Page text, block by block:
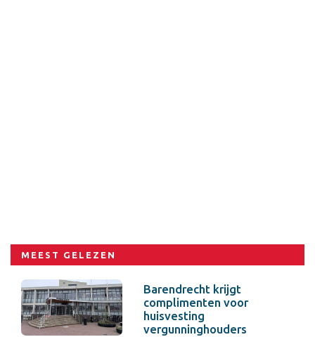
MEEST GELEZEN
Barendrecht krijgt
complimenten voor
huisvesting
vergunninghouders